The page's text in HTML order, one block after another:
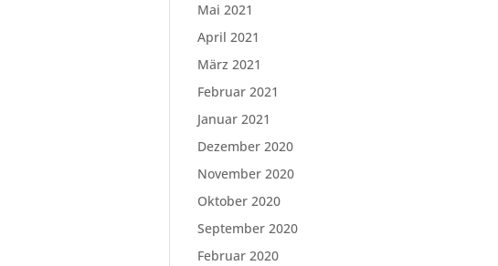
Mai 2021
April 2021
März 2021
Februar 2021
Januar 2021
Dezember 2020
November 2020
Oktober 2020
September 2020
Februar 2020